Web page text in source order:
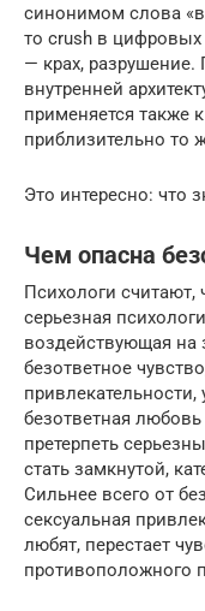
синонимом слова
то crush в
— крах,
внутренней
применяется также
приблизительно то
Это интересно: что
Чем опасна
Психологи считают,
серьезная
воздействующая на
безответное
безответная
претерпеть
стать замкнутой,
Сильнее всего от
сексуальная
любят, перестает
противоположного